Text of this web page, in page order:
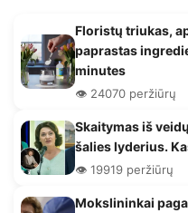
Floristų triukas,
paprastas
minutes
👁️ 24070 peržiūrų
Skaitymas iš
šalies lyderius.
👁️ 19919 peržiūrų
Mokslininkai